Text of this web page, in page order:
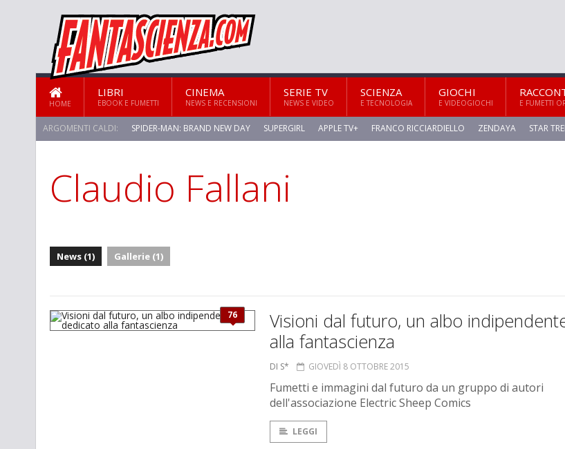
HOME
LIBRI
EBOOK E FUMETTI
CINEMA
NEWS E RECENSIONI
SERIE TV
NEWS E VIDEO
SCIENZA
E TECNOLOGIA
GIOCHI
E VIDEOGIOCHI E FUMETTI
ARGOMENTI CALDI: SPIDER-MAN: BRAND NEW DAY SUPERGIRL APPLE TV+ FRANCO RICCIARDIELLO ZENDAYA STAR
Claudio Fallani
News (1) Gallerie (1)
76
Visioni dal futuro, un albo
alla fantascienza
DI S* GIOVEDÌ 8 OTTOBRE 2015
Fumetti e immagini dal futuro da un gruppo di autori
dell'associazione Electric Sheep Comics
LEGGI